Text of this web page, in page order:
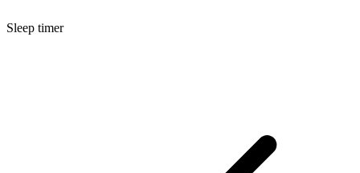
Sleep timer